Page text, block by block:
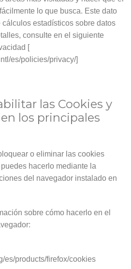
lo que busca. Este dato
estadísticos sobre datos
consulte en el siguiente
[
es/policies/privacy/]
las Cookies y
los principales
o eliminar las cookies
hacerlo mediante la
del navegador instalado en
sobre cómo hacerlo en el
es/products/firefox/cookies